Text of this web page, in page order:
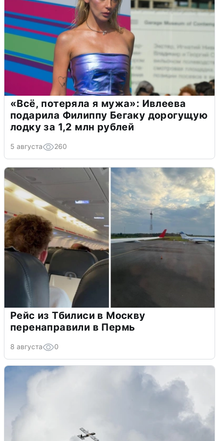
«Всё, потеряла я мужа»: Ивлеева
подарила Филиппу Бегаку дорогущую
лодку за 1,2 млн рублей
5 августа 260
Рейс из Тбилиси в Москву
перенаправили в Пермь
8 августа 0